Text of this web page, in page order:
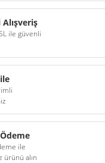
ile güvenli
ile
ürünü alın